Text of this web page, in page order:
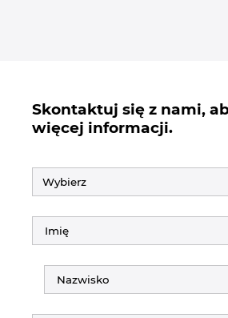
Skontaktuj się z nami,
więcej informacji.